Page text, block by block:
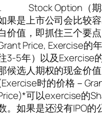
Stock Option（期
果是上市公司会比较
价值，即抓住三个要点
Price, Exercise的
3-5年）以及Exercise
候选人期权的现金价
时的价格－
可以exercise的
。如果是还没有IPO的